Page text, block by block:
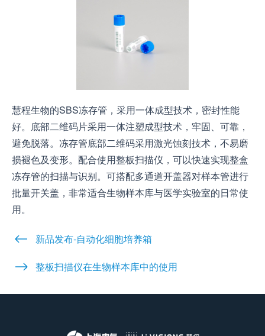
慧程生物的SBS冻存管，采用一体成型技术，密封性能
好。底部二维码片采用一体注塑成型技术，牢固、可靠，
避免脱落。冻存管底部二维码采用激光蚀刻技术，不易磨
损褪色及变形。配合使用整板扫描仪，可以快速实现整盒
冻存管的扫描与识别。可搭配多通道开盖器对样本管进行
批量开关盖，非常适合生物样本库与医学实验室的日常使
用。
新品发布-自动化细胞培养箱
整板扫描仪在生物样本库中的使用